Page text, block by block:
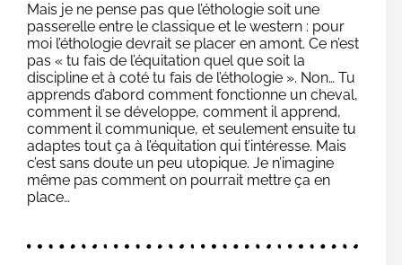
Mais je ne pense pas que l’éthologie soit une
passerelle entre le classique et le western : pour
moi l’éthologie devrait se placer en amont. Ce n’est
pas « tu fais de l’équitation quel que soit la
discipline et à coté tu fais de l’éthologie ». Non… Tu
apprends d’abord comment fonctionne un cheval,
comment il se développe, comment il apprend,
comment il communique, et seulement ensuite tu
adaptes tout ça à l’équitation qui t’intéresse. Mais
c’est sans doute un peu utopique. Je n’imagine
même pas comment on pourrait mettre ça en
place…